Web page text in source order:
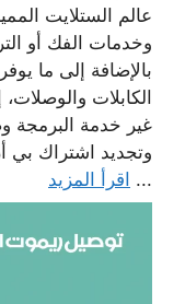
عالم الستلايت
وخدمات الفك أو
بالإضافة إلى ما
الكابلات
غير خدمة البرمجة
وتجديد اشتراك بي
... اقرأ المزيد